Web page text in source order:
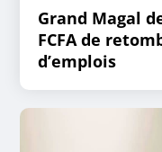
Grand Magal
FCFA de
d’emplois